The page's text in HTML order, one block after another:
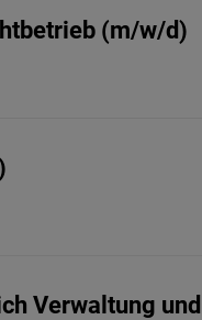
(m/w/d)
Verwaltung